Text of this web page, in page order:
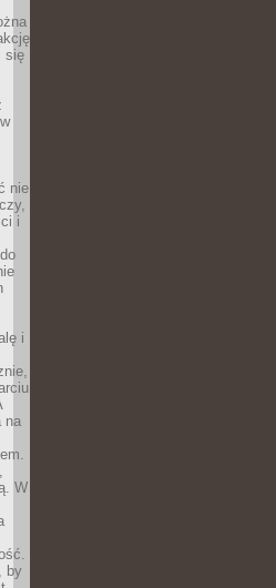
się
nie
i
i
na
W
by